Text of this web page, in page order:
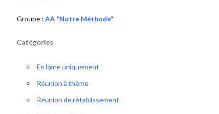
Groupe : AA "Notre Méthode"
Catégories
En ligne uniquement
Réunion à thème
Réunion de rétablissement